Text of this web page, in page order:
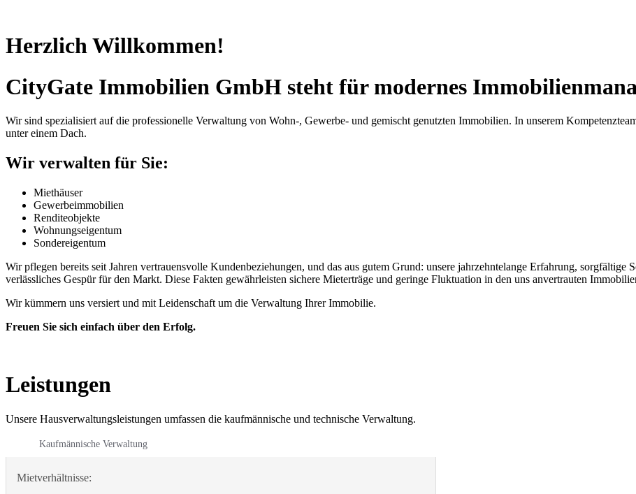
Herzlich Willkommen!
CityGate Immobilien GmbH steht für modernes
Wir sind spezialisiert auf die professionelle Verwaltung von Wohn-, Gewerbe- und gemischt genutzten Immobilien. In unserem
unter einem Dach.
Wir verwalten für Sie:
Miethäuser
Gewerbeimmobilien
Renditeobjekte
Wohnungseigentum
Sondereigentum
Wir pflegen bereits seit Jahren vertrauensvolle Kundenbeziehungen, und das aus gutem Grund: unsere jahrzehntelange Erfahrung, sorgfältige
verlässliches Gespür für den Markt. Diese Fakten gewährleisten sichere Mieterträge und geringe Fluktuation in den uns anvertrauten
Wir kümmern uns versiert und mit Leidenschaft um die Verwaltung Ihrer Immobilie.
Freuen Sie sich einfach über den Erfolg.
Leistungen
Unsere Hausverwaltungsleistungen umfassen die kaufmännische und technische Verwaltung.
Kaufmännische Verwaltung
Mietverhältnisse: